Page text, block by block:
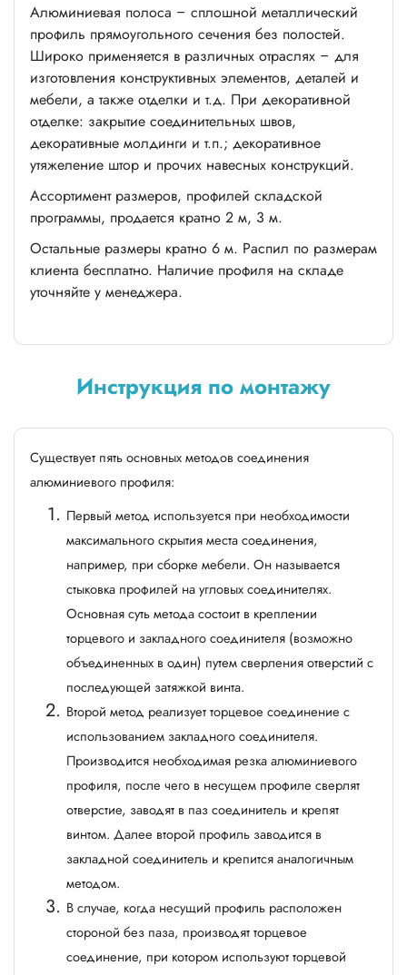
Алюминиевая полоса – сплошной металлический
профиль прямоугольного сечения без полостей.
Широко применяется в различных отраслях – для
изготовления конструктивных элементов, деталей и
мебели, а также отделки и т.д. При декоративной
отделке: закрытие соединительных швов,
декоративные молдинги и т.п.; декоративное
утяжеление штор и прочих навесных конструкций.
Ассортимент размеров, профилей складской
программы, продается кратно 2 м, 3 м.
Остальные размеры кратно 6 м. Распил по размерам
клиента бесплатно. Наличие профиля на складе
уточняйте у менеджера.
Инструкция по монтажу
Существует пять основных методов соединения
алюминиевого профиля:
Первый метод используется при необходимости
максимального скрытия места соединения,
например, при сборке мебели. Он называется
стыковка профилей на угловых соединителях.
Основная суть метода состоит в креплении
торцевого и закладного соединителя (возможно
объединенных в один) путем сверления отверстий с
последующей затяжкой винта.
Второй метод реализует торцевое соединение с
использованием закладного соединителя.
Производится необходимая резка алюминиевого
профиля, после чего в несущем профиле сверлят
отверстие, заводят в паз соединитель и крепят
винтом. Далее второй профиль заводится в
закладной соединитель и крепится аналогичным
методом.
В случае, когда несущий профиль расположен
стороной без паза, производят торцевое
соединение, при котором используют торцевой